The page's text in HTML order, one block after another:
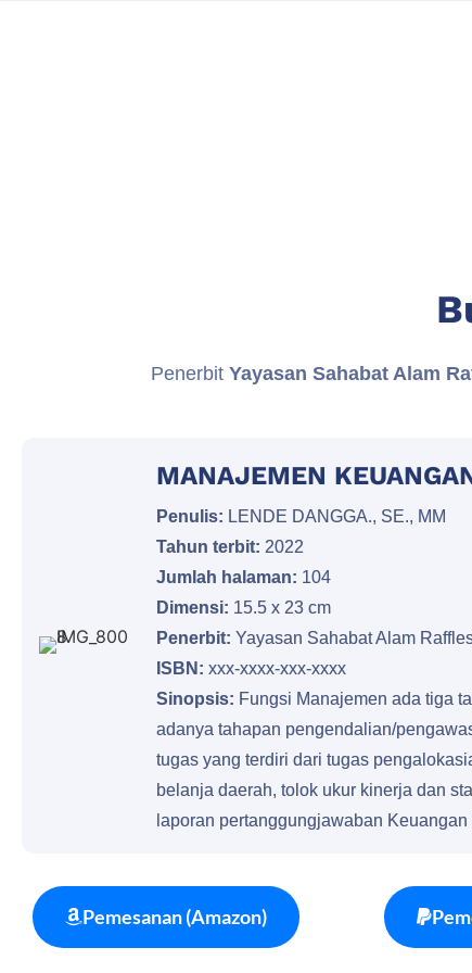
Penerbit Yayasan Sahabat Alam
MANAJEMEN
Penulis: LENDE DANGGA., SE., MM
Tahun terbit: 2022
Jumlah halaman: 104
Dimensi: 15.5 x 23 cm
Penerbit: Yayasan Sahabat Alam
ISBN: xxx-xxxx-xxx-xxxx
Sinopsis: Fungsi Manajemen ada tiga
adanya tahapan pengendalian/
tugas yang terdiri dari tugas
belanja daerah, tolok ukur kinerja dan
laporan pertanggungjawaban
Pemesanan (Amazon)